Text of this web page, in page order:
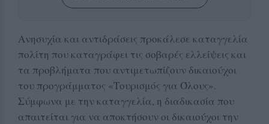
Ανησυχία και αντιδράσεις προκάλεσε καταγγελία
πολίτη που καταγράφει τις σοβαρές ελλείψεις και
τα προβλήματα που αντιμετωπίζουν δικαιούχοι
του προγράμματος «Τουρισμός για Όλους».
Σύμφωνα με την καταγγελία, η διαδικασία που
απαιτείται για να αποκτήσουν οι δικαιούχοι την